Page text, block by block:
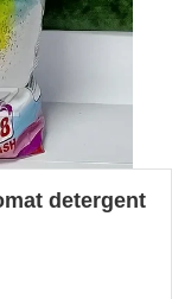
detergent